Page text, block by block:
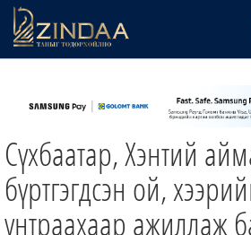
ТВ8
ӨГЛӨӨНИЙ СОНИН
АУДИО ЗОХИОЛ
ЗИНДАА СЭТГҮҮЛ
Сүхбаатар, Хэнтий
бүртгэгдсэн ой,
унтраахаар ажиллаж